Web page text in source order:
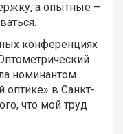
а опытные –
конференциях
номинантом
оптике» в Санкт-
что мой труд